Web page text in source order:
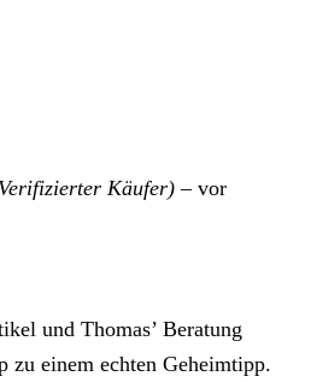
Käufer) – vor
und Thomas’ Beratung
zu einem echten Geheimtipp.